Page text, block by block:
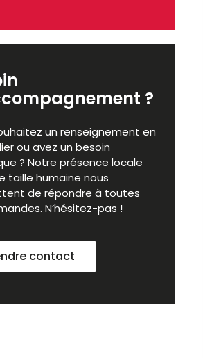
?
un renseignement en
ou avez un besoin
? Notre présence locale
taille humaine nous
de répondre à toutes
N’hésitez-pas !
contact